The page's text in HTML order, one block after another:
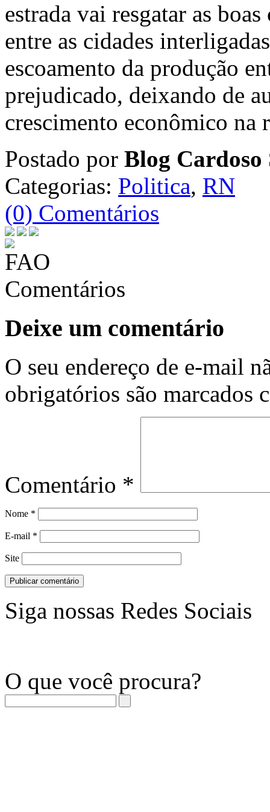
estrada vai resgatar as
entre as cidades
escoamento da produção
prejudicado, deixando de
crescimento econômico na
Postado por Blog Cardoso
Categorias: Politica, RN
(0) Comentários
Comentários
Deixe um comentário
O seu endereço de e-mail
obrigatórios são marcados
Comentário *
Nome *
E-mail *
Site
Siga nossas Redes Sociais
O que você procura?